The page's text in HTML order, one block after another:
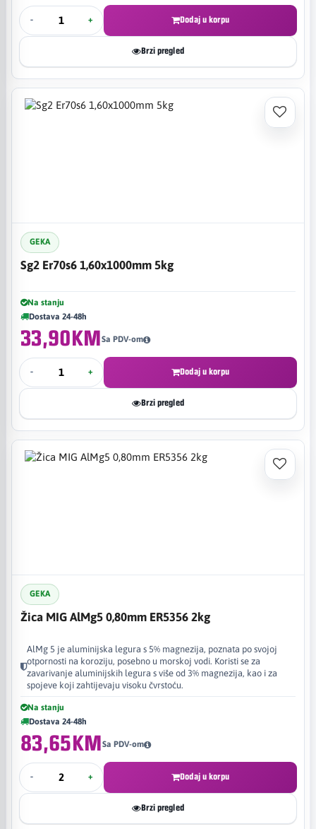
- + Dodaj u korpu
Brzi pregled
GEKA
Sg2 Er70s6 1,60x1000mm 5kg
Na stanju
Dostava 24-48h
33,90KMSa PDV-om
- + Dodaj u korpu
Brzi pregled
GEKA
Žica MIG AlMg5 0,80mm ER5356 2kg
AlMg 5 je aluminijska legura s 5% magnezija, poznata po svojoj
otpornosti na koroziju, posebno u morskoj vodi. Koristi se za
zavarivanje aluminijskih legura s više od 3% magnezija, kao i za
spojeve koji zahtijevaju visoku čvrstoću.
Na stanju
Dostava 24-48h
83,65KMSa PDV-om
- + Dodaj u korpu
Brzi pregled